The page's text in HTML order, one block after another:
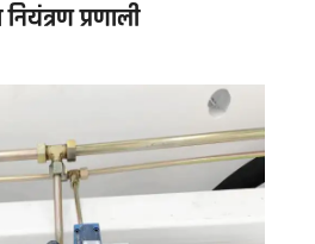
नियंत्रण प्रणाली